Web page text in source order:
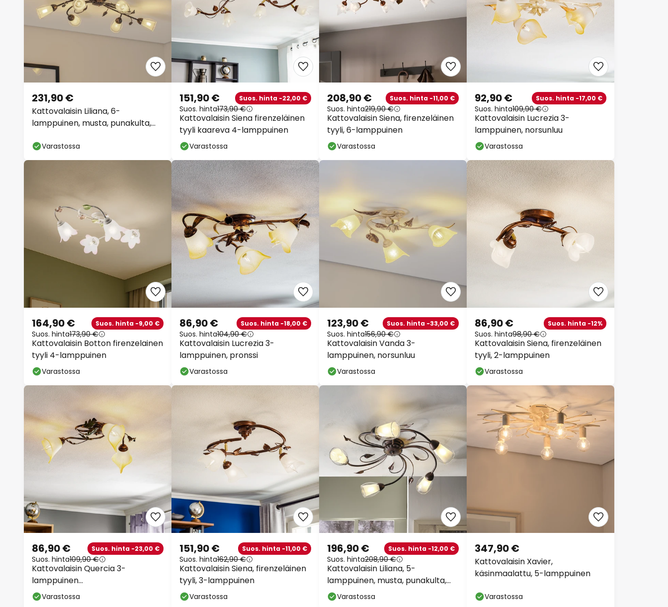
Kattovalaisin Liliana, 6-
lamppuinen, musta, punakulta,
231,90 €
Varastossa
Kattovalaisin Siena firenzeläinen
tyyli kaareva 4-lamppuinen
151,90 € Suos. hinta -22,00 €
Suos. hinta173,90 €
Varastossa
Kattovalaisin Siena, firenzeläinen
tyyli, 6-lamppuinen
208,90 € Suos. hinta -11,00 €
Suos. hinta219,90 €
Varastossa
Kattovalaisin Lucrezia 3-
lamppuinen, norsunluu
92,90 € Suos. hinta -17,00 €
Suos. hinta109,90 €
Varastossa
Kattovalaisin Botton firenzelainen
tyyli 4-lamppuinen
164,90 € Suos. hinta -9,00 €
Suos. hinta173,90 €
Varastossa
Kattovalaisin Lucrezia 3-
lamppuinen, pronssi
86,90 € Suos. hinta -18,00 €
Suos. hinta104,90 €
Varastossa
Kattovalaisin Vanda 3-
lamppuinen, norsunluu
123,90 € Suos. hinta -33,00 €
Suos. hinta156,90 €
Varastossa
Kattovalaisin Siena, firenzeläinen
tyyli, 2-lamppuinen
86,90 € Suos. hinta -12%
Suos. hinta98,90 €
Varastossa
Kattovalaisin Quercia 3-
lamppuinen
kerma/pronssi/vihreä
86,90 € Suos. hinta -23,00 €
Suos. hinta109,90 €
Varastossa
Kattovalaisin Siena, firenzeläinen
tyyli, 3-lamppuinen
151,90 € Suos. hinta -11,00 €
Suos. hinta162,90 €
Varastossa
Kattovalaisin Liliana, 5-
lamppuinen, musta, punakulta,
metalli
196,90 € Suos. hinta -12,00 €
Suos. hinta208,90 €
Varastossa
Kattovalaisin Xavier,
käsinmaalattu, 5-lamppuinen
347,90 €
Varastossa